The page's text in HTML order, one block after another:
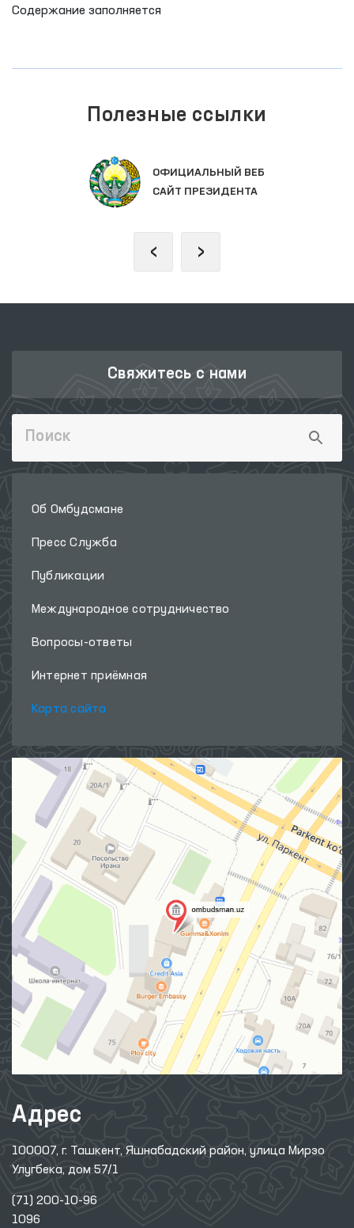
Содержание заполняется
Полезные ссылки
‹ ›
Свяжитесь с нами
Об Омбудсмане
Пресс Служба
Публикации
Международное сотрудничество
Вопросы-ответы
Интернет приёмная
Карта сайта
Адрес
100007, г. Ташкент, Яшнабадский район, улица Мирзо
Улугбека, дом 57/1
(71) 200-10-96
1096